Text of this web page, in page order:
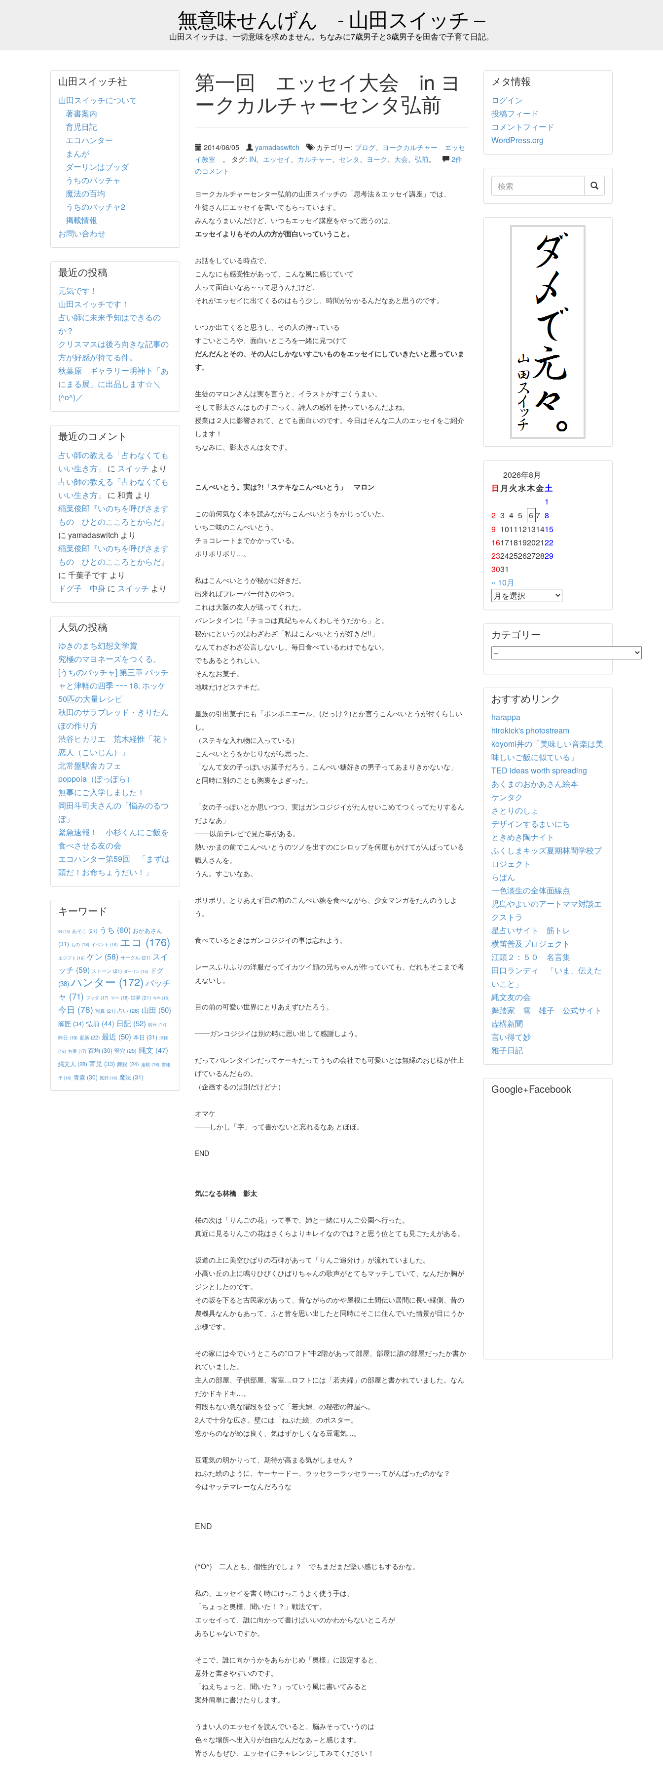
無意味せんげん - 山田スイッチ –
山田スイッチは、一切意味を求めません。ちなみに7歳男子と3歳男子を田舎で子育て日記。
第一回 エッセイ大会 in ヨ
ークカルチャーセンタ弘前
2014/06/05 yamadaswitch カテゴリー: ブログ、
ヨークカルチャー エッセ
イ教室
。 タグ: IN、 エッセイ カルチャー センタ ヨーク 大会 弘前。
2件
のコメント
ヨークカルチャーセンター弘前の山田スイッチの「思考法＆エッセイ講座」では、
生徒さんにエッセイを書いてもらっています。
みんなうまいんだけど、いつもエッセイ講座をやって思うのは、
エッセイよりもその人の方が面白いっていうこと。
お話をしている時点で、
こんなにも感受性があって、こんな風に感じていて
人って面白いなあ～って思うんだけど、
それがエッセイに出てくるのはもう少し、時間がかかるんだなあと思うのです。
いつか出てくると思うし、その人の持っている
すごいところや、面白いところを一緒に見つけて
だんだんとその、その人にしかないすごいものをエッセイにしていきたいと思っていま
す。
生徒のマロンさんは実を言うと、イラストがすごくうまい。
そして影太さんはものすごっく、詩人の感性を持っているんだよね。
授業は２人に影響されて、とても面白いのです。今日はそんな二人のエッセイをご紹介
します！
ちなみに、影太さんは女です。
こんぺいとう。実は?!「ステキなこんぺいとう」 マロン
この前何気なく本を読みながらこんぺいとうをかじっていた。
いちご味のこんぺいとう。
チョコレートまでかかっている。
ポリポリポリ…。
私はこんぺいとうが秘かに好きだ。
出来ればフレーバー付きのやつ。
これは大阪の友人が送ってくれた。
バレンタインに「チョコは真紀ちゃんくわしそうだから」と。
秘かにというのはわざわざ「私はこんぺいとうが好きだ!!」
なんてわざわざ公言しないし、毎日食べているわけでもない。
でもあるとうれしい。
そんなお菓子。
地味だけどステキだ。
皇族の引出菓子にも「ボンボニエール」(だっけ？)とか言うこんぺいとうが付くらしい
し。
（ステキな入れ物に入っている）
こんぺいとうをかじりながら思った。
「なんて女の子っぽいお菓子だろう。こんぺい糖好きの男子ってあまりきかないな」
と同時に別のことも胸裏をよぎった。
「女の子っぽいとか思いつつ、実はガンコジジイがたんせいこめてつくってたりするん
だよなあ」
───以前テレビで見た事がある。
熱いかまの前でこんぺいとうのツノを出すのにシロップを何度もかけてがんばっている
職人さんを。
うん。すごいなあ。
ポリポリ。とりあえず目の前のこんぺい糖を食べながら、少女マンガをたんのうしよ
う。
食べているときはガンコジジイの事は忘れよう。
レースふりふりの洋服だってイカツイ顔の兄ちゃんが作っていても、だれもそこまで考
えないし。
目の前の可愛い世界にとりあえずひたろう。
───ガンコジジイは別の時に思い出して感謝しよう。
だってバレンタインだってケーキだってうちの会社でも可愛いとは無縁のおじ様が仕上
げているんだもの。
（企画するのは別だけどナ）
オマケ
───しかし「字」って書かないと忘れるなあ とほほ。
END
気になる林檎 影太
桜の次は「りんごの花」って事で、姉と一緒にりんご公園へ行った。
真近に見るりんごの花はさくらよりキレイなのでは？と思う位とても見ごたえがある。
坂道の上に美空ひばりの石碑があって「りんご追分け」が流れていました。
小高い丘の上に鳴りひびくひばりちゃんの歌声がとてもマッチしていて、なんだか胸が
ジンとしたのです。
その坂を下ると古民家があって、昔ながらのかや屋根に土間伝い居間に長い縁側、昔の
農機具なんかもあって、ふと昔を思い出したと同時にそこに住んでいた情景が目にうか
ぶ様です。
その家には今でいうところの”ロフト”中2階があって部屋、部屋に誰の部屋だったか書か
れていました。
主人の部屋、子供部屋、客室…ロフトには「若夫婦」の部屋と書かれていました。なん
だかドキドキ…。
何段もない急な階段を登って「若夫婦」の秘密の部屋へ。
2人で十分な広さ。壁には「ねぶた絵」のポスター。
窓からのながめは良く、気はずかしくなる豆電気…。
豆電気の明かりって、期待が高まる気がしません？
ねぷた絵のように、ヤーヤードー、ラッセラーラッセラーってがんばったのかな？
今はヤッテマレーなんだろうな
END
(^O^) 二人とも、個性的でしょ？ でもまだまだ堅い感じもするかな。
私の、エッセイを書く時にけっこうよく使う手は、
「ちょっと奥様、聞いた！？」戦法です。
エッセイって、誰に向かって書けばいいのかわからないところが
あるじゃないですか。
そこで、誰に向かうかをあらかじめ「奥様」に設定すると、
意外と書きやすいのです。
「ねえちょっと、聞いた？」っていう風に書いてみると
案外簡単に書けたりします。
うまい人のエッセイを読んでいると、脳みそっていうのは
色々な場所へ出入りが自由なんだなあ～と感じます。
皆さんもぜひ、エッセイにチャレンジしてみてください！
山田スイッチ社
山田スイッチについて
著書案内
育児日記
エコハンター
まんが
ダーリンはブッダ
うちのバッチャ
魔法の百均
うちのバッチャ2
掲載情報
お問い合わせ
最近の投稿
元気です！
山田スイッチです！
占い師に未来予知はできるの
か？
クリスマスは後ろ向きな記事の
方が好感が持てる件。
秋葉原 ギャラリー明神下「あ
にまる展」に出品します☆＼
(^o^)／
最近のコメント
占い師の教える「占わなくても
いい生き方」
に スイッチ より
占い師の教える「占わなくても
いい生き方」
に 和貴 より
稲葉俊郎『いのちを呼びさます
もの ひとのこころとからだ』
に yamadaswitch より
稲葉俊郎『いのちを呼びさます
もの ひとのこころとからだ』
に 千葉子です より
ドグ子 中身 に スイッチ より
人気の投稿
ゆきのまち幻想文学賞
究極のマヨネーズをつくる。
[うちのバッチャ] 第三章 バッチ
ャと津軽の四季 ｰｰｰ 18. ホッケ
50匹の大量レシピ
秋田のサラブレッド・きりたん
ぽの作り方
渋谷ヒカリエ 荒木経惟「花ト
恋人（こいじん）」
北常盤駅舎カフェ
poppola（ぽっぽら）
無事にご入学しました！
岡田斗司夫さんの「悩みのるつ
ぼ」
緊急速報！ 小杉くんにご飯を
食べさせる友の会
エコハンター第59回 「まずは
頭だ！お命ちょうだい！」
キーワード
IN(14) あそこ (21) うち (60) おかあさん
(31) もの (18) イベント (16) エコ (176)
エジプト (16) ケン (58) サークル (21) スイ
ッチ (59) ストーン (21) ダーリン(15)
ドグ
(38) ハンター (172) バッチ
ャ (71) ブッダ (17) マペ (18) 世界 (21) 今年(15)
今日 (78) 写真 (21) 占い(26) 山田 (50)
師匠 (34) 弘前 (44) 日記 (52) 明日 (17)
昨日 (19) 更新 (22) 最近 (50) 本日 (31) 津軽
(16) 無事 (17) 百均 (30) 竪穴 (25) 縄文 (47)
縄文人 (28) 育児 (33) 舞踏 (24) 連載 (18) 雪雄
子(16) 青森 (30) 風邪(16) 魔法 (31)
メタ情報
ログイン
投稿フィード
コメントフィード
WordPress.org
2026年8月
日 月 火水木金土
1
2 3 4 5 6 7 8
9 101112131415
16171819202122
23242526272829
3031
« 10月
カテゴリー
おすすめリンク
harappa
hirokick's photostream
koyomi丼の「美味しい音楽は美
味しいご飯に似ている」
TED ideas worth spreading
あくまのおかあさん絵本
ケンタク
さとりのしょ
デザインするまいにち
ときめき陶ナイト
ふくしまキッズ夏期林間学校プ
ロジェクト
らぱん
一色淡生の全体面線点
児島やよいのアートママ対談エ
クストラ
星占いサイト 筋トレ
横笛普及プロジェクト
江頭２：５０ 名言集
田口ランディ 「いま、伝えた
いこと」
縄文友の会
舞踏家 雪 雄子 公式サイト
虚構新聞
言い得て妙
雅子日記
Google+Facebook